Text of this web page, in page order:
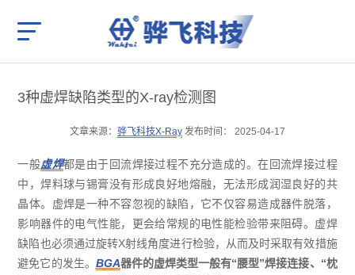
3种虚焊缺陷类型的X-ray检测图
文章来源： 骅飞科技X-Ray 发布时间： 2025-04-17
一般虚焊都是由于回流焊接过程不充分造成的。在回流焊接过程
中，焊料球与锡膏没有形成良好地熔融，无法形成润湿良好的共
晶体。虚焊是一种不容忽视的缺陷，它不仅容易造成器件脱落，
影响器件的电气性能，更会给常规的电性能检验带来阻碍。虚焊
缺陷也必须通过旋转X射线角度进行检验，从而及时采取有效措施
避免它的发生。 BGA器件的虚焊类型一般有“腰型”焊接连接、“枕